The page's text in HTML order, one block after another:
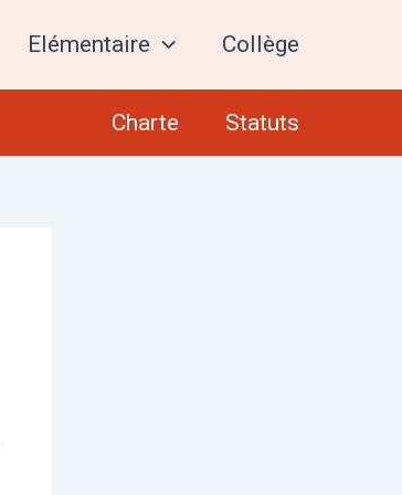
Elémentaire Collège
Charte Statuts